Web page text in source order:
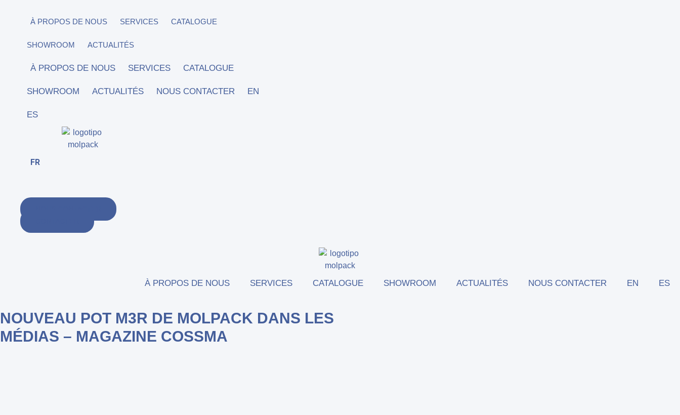
À PROPOS DE NOUS SERVICES CATALOGUE
SHOWROOM ACTUALITÉS
À PROPOS DE NOUS SERVICES CATALOGUE
SHOWROOM ACTUALITÉS NOUS CONTACTER EN
ES
FR
À PROPOS DE NOUS SERVICES CATALOGUE SHOWROOM ACTUALITÉS NOUS CONTACTER EN ES
NOUVEAU POT M3R DE MOLPACK DANS LES
MÉDIAS – MAGAZINE COSSMA